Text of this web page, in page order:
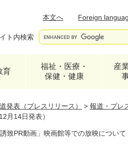
本文へ
Foreign
ト内検索
育
福祉・医療・
保健・健康
産
発表（プレスリリース） > 報道・プレ
月14日発表）
PR動画」映画館等での放映について